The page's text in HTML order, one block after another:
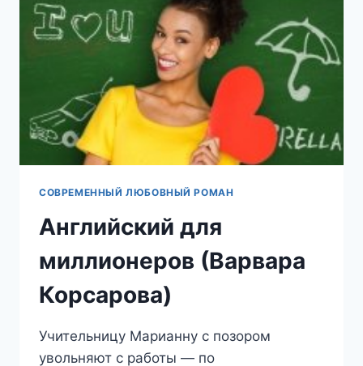
СОВРЕМЕННЫЙ ЛЮБОВНЫЙ РОМАН
Английский для
миллионеров (Варвара
Корсарова)
Учительницу Марианну с позором
увольняют с работы — по